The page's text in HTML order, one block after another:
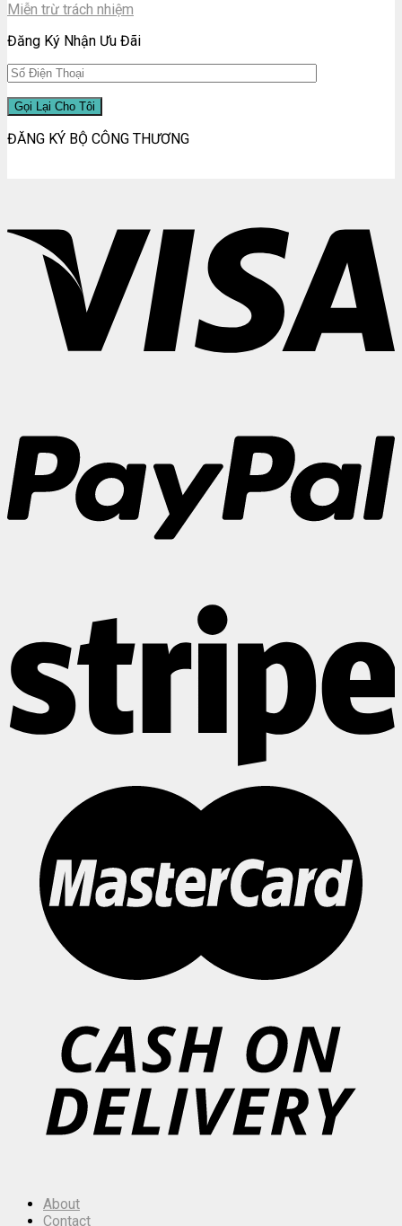
Miễn trừ trách nhiệm
Đăng Ký Nhận Ưu Đãi
ĐĂNG KÝ BỘ CÔNG THƯƠNG
About
Contact